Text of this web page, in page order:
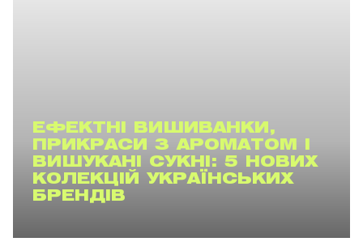
ЕФЕКТНІ ВИШИВАНКИ,
ПРИКРАСИ З АРОМАТОМ І
ВИШУКАНІ СУКНІ: 5 НОВИХ
КОЛЕКЦІЙ УКРАЇНСЬКИХ
БРЕНДІВ